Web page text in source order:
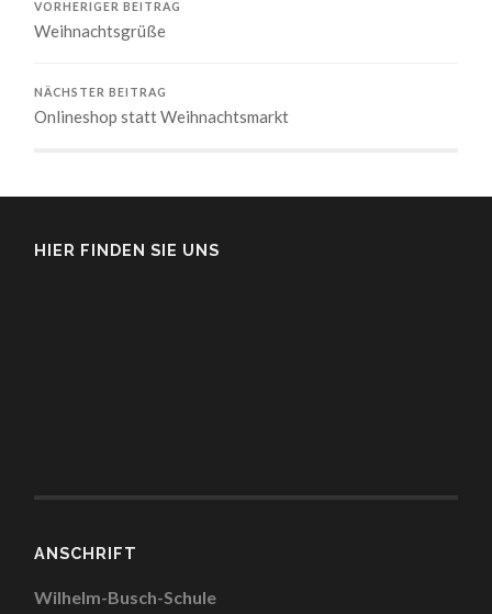
VORHERIGER BEITRAG
Weihnachtsgrüße
NÄCHSTER BEITRAG
Onlineshop statt Weihnachtsmarkt
HIER FINDEN SIE UNS
ANSCHRIFT
Wilhelm-Busch-Schule